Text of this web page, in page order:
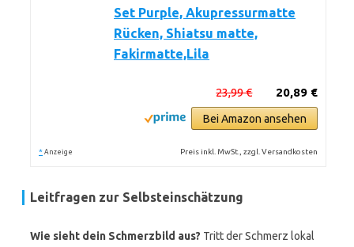
Set Purple, Akupressurmatte
Rücken, Shiatsu matte,
Fakirmatte,Lila
20,89 €
23,99 €
Bei Amazon ansehen
* Anzeige Preis inkl. MwSt., zzgl. Versandkosten
Leitfragen zur Selbsteinschätzung
Wie sieht dein Schmerzbild aus? Tritt der Schmerz lokal